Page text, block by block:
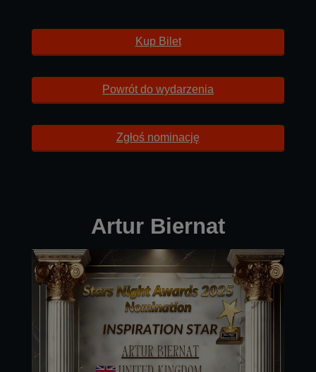
Kup Bilet
Powrót do wydarzenia
Zgłoś nominację
Artur Biernat